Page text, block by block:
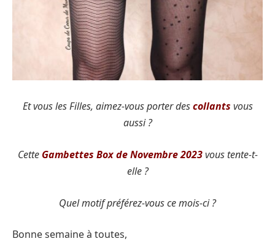
Et vous les Filles, aimez-vous porter descollants vous
aussi ?
Cette Gambettes Box de Novembre 2023vous tente-t-
elle ?
Quel motif préférez-vous ce mois-ci ?
Bonne semaine à toutes,